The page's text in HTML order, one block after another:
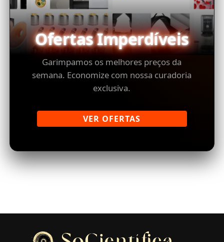
Ofertas Imperdíveis
Garimpamos os melhores preços da
semana. Economize com nossa curadoria
exclusiva.
VER OFERTAS